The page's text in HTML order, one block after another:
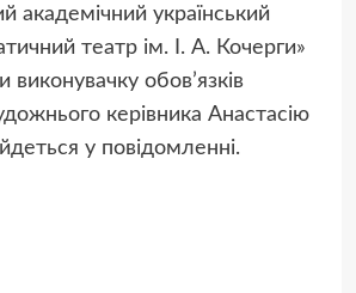
академічний український
театр ім. І. А. Кочерги»
виконувачку обов’язків
керівника Анастасію
у повідомленні.